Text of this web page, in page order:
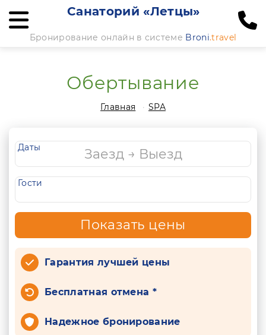
Санаторий «Летцы»
Бронирование онлайн в системе Broni.travel
Обертывание
Главная SPA
Даты
Гости
Показать цены
Гарантия лучшей цены
Бесплатная отмена *
Надежное бронирование